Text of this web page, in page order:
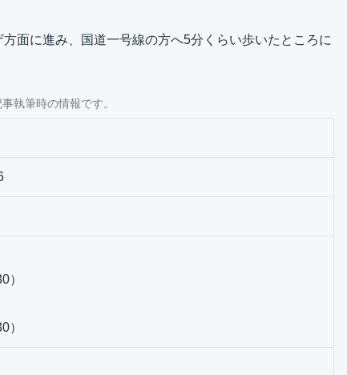
面に進み、国道一号線の方へ5分くらい歩いたところに
執筆時の情報です。
）
）